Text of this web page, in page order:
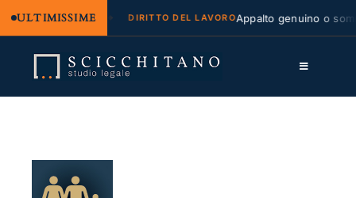
ULTIMISSIME
e regresso DIRITTO DEL LAVOROAppalto genuino o
contenuto
Toggle
Servizi